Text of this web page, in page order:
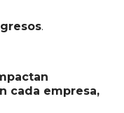
.
cada empresa,